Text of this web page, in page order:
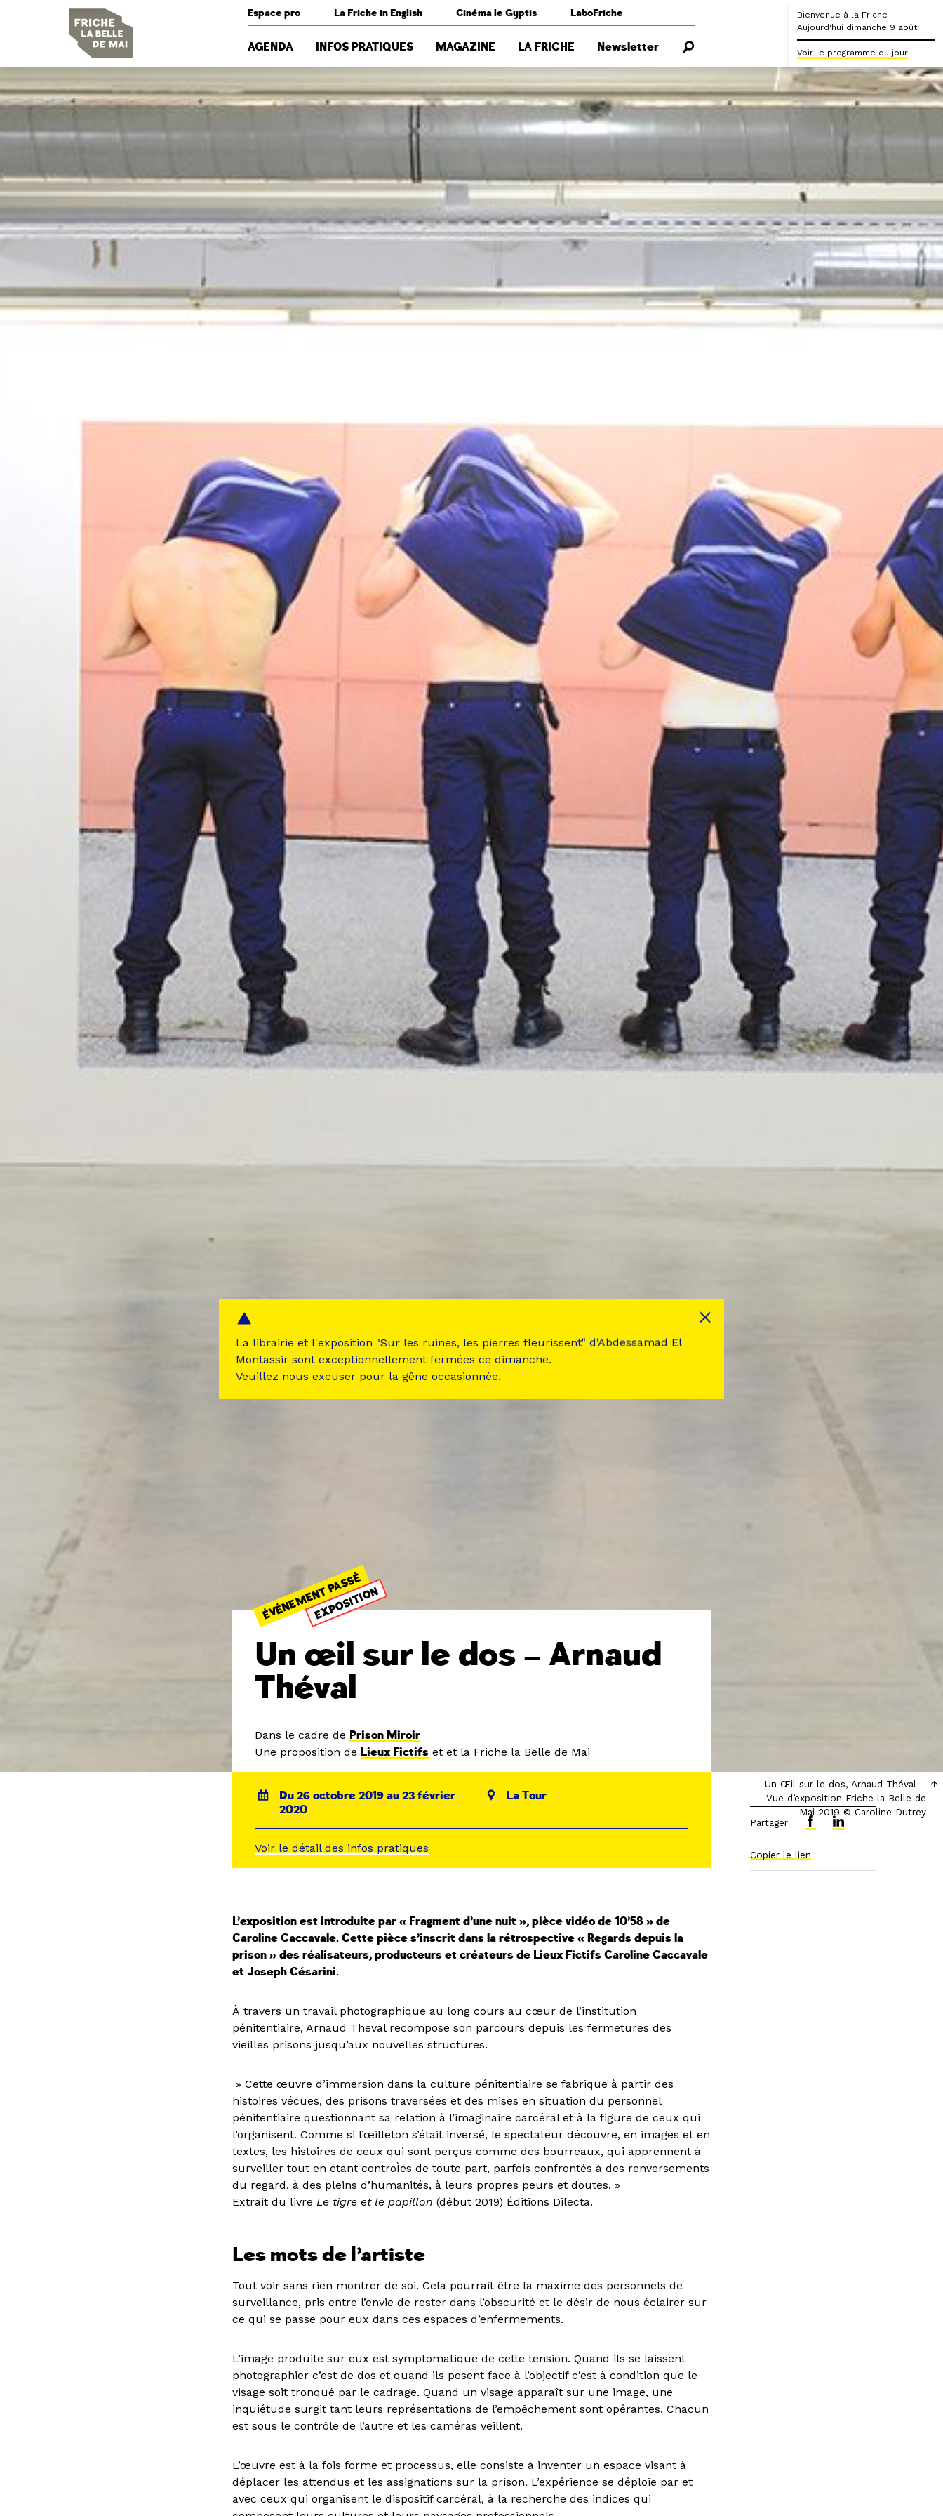
Espace pro La Friche in English Cinéma le Gyptis LaboFriche
AGENDA INFOS PRATIQUES MAGAZINE LA FRICHE Newsletter
Bienvenue à la Friche
Aujourd'hui dimanche 9 août.
Voir le programme du jour
Un Œil sur le dos, Arnaud Théval –
Vue d’exposition Friche la Belle de
Mai 2019 © Caroline Dutrey
ÉVÉNEMENT PASSÉ
EXPOSITION
Un œil sur le dos – Arnaud
Théval
Dans le cadre de Prison Miroir
Une proposition de Lieux Fictifs et et la Friche la Belle de Mai
Du 26 octobre 2019 au 23 février
2020
La Tour
Voir le détail des infos pratiques
L’exposition est introduite par « Fragment d’une nuit », pièce vidéo de 10’58 » de
Caroline Caccavale. Cette pièce s’inscrit dans la rétrospective « Regards depuis la
prison » des réalisateurs, producteurs et créateurs de Lieux Fictifs Caroline Caccavale
et Joseph Césarini.
À travers un travail photographique au long cours au cœur de l’institution
pénitentiaire, Arnaud Theval recompose son parcours depuis les fermetures des
vieilles prisons jusqu’aux nouvelles structures.
» Cette œuvre d’immersion dans la culture pénitentiaire se fabrique à partir des
histoires vécues, des prisons traversées et des mises en situation du personnel
pénitentiaire questionnant sa relation à l’imaginaire carcéral et à la figure de ceux qui
l’organisent. Comme si l’œilleton s’était inversé, le spectateur découvre, en images et en
textes, les histoires de ceux qui sont perçus comme des bourreaux, qui apprennent à
surveiller tout en étant controÌés de toute part, parfois confrontés à des renversements
du regard, à des pleins d’humanités, à leurs propres peurs et doutes. »
Extrait du livre Le tigre et le papillon (début 2019) Éditions Dilecta.
Les mots de l’artiste
Tout voir sans rien montrer de soi. Cela pourrait être la maxime des personnels de
surveillance, pris entre l’envie de rester dans l’obscurité et le désir de nous éclairer sur
ce qui se passe pour eux dans ces espaces d’enfermements.
L’image produite sur eux est symptomatique de cette tension. Quand ils se laissent
photographier c’est de dos et quand ils posent face à l’objectif c’est à condition que le
visage soit tronqué par le cadrage. Quand un visage apparaît sur une image, une
inquiétude surgit tant leurs représentations de l’empêchement sont opérantes. Chacun
est sous le contrôle de l’autre et les caméras veillent.
L’œuvre est à la fois forme et processus, elle consiste à inventer un espace visant à
déplacer les attendus et les assignations sur la prison. L’expérience se déploie par et
avec ceux qui organisent le dispositif carcéral, à la recherche des indices qui
Partager
Copier le lien
La librairie et l'exposition "Sur les ruines, les pierres fleurissent" d'Abdessamad El
Montassir sont exceptionnellement fermées ce dimanche.
Veuillez nous excuser pour la gêne occasionnée.
Panneau de gestion des cookies